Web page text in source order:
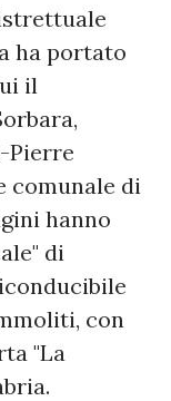
ha portato
il
Pierre
comunale di
hanno
di
con
"La